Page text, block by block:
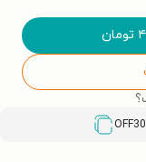
تومان
OFF30